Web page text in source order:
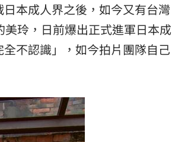
本成人界之後，如今又有台灣
玲，日前爆出正式進軍日本成
不認識」，如今拍片團隊自己